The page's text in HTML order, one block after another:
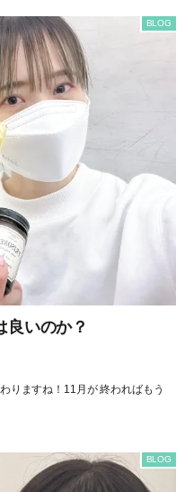
良いのか？
BLOG
りますね！11月が 終わればもう
BLOG